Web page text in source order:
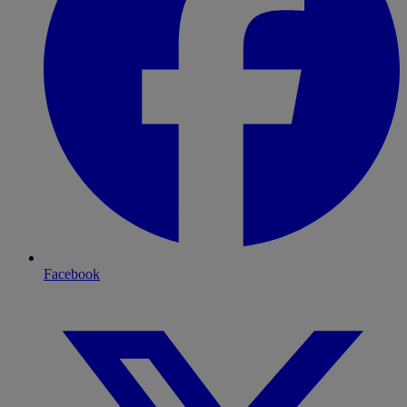
Facebook